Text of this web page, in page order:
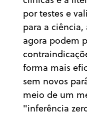
por testes e
para a ciência,
agora podem
forma mais
sem novos
meio de um
"inferência